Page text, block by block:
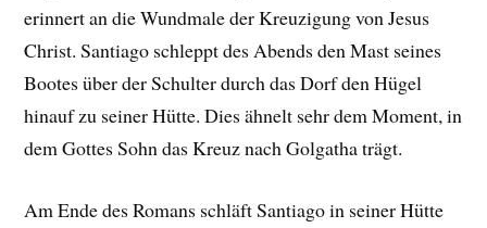
erinnert an die Wundmale der Kreuzigung von Jesus
Christ. Santiago schleppt des Abends den Mast seines
Bootes über der Schulter durch das Dorf den Hügel
hinauf zu seiner Hütte. Dies ähnelt sehr dem Moment, in
dem Gottes Sohn das Kreuz nach Golgatha trägt.
Am Ende des Romans schläft Santiago in seiner Hütte